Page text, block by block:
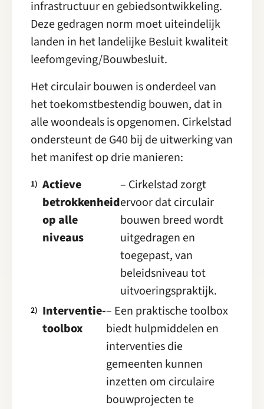
infrastructuur en gebiedsontwikkeling.
Deze gedragen norm moet uiteindelijk
landen in het landelijke Besluit kwaliteit
leefomgeving/Bouwbesluit.
Het circulair bouwen is onderdeel van
het toekomstbestendig bouwen, dat in
alle woondeals is opgenomen. Cirkelstad
ondersteunt de G40 bij de uitwerking van
het manifest op drie manieren:
Actieve
betrokkenheid
op alle
niveaus
– Cirkelstad zorgt
ervoor dat circulair
bouwen breed wordt
uitgedragen en
toegepast, van
beleidsniveau tot
uitvoeringspraktijk.
Interventie-
toolbox
– Een praktische toolbox
biedt hulpmiddelen en
interventies die
gemeenten kunnen
inzetten om circulaire
bouwprojecten te